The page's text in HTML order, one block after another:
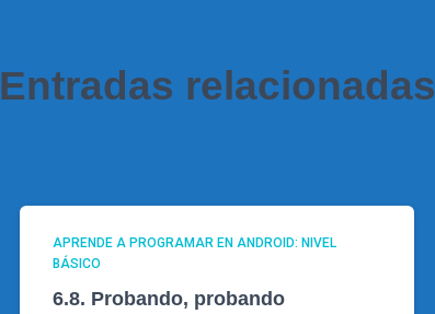
Entradas relacionadas
APRENDE A PROGRAMAR EN ANDROID: NIVEL
BÁSICO
6.8. Probando, probando